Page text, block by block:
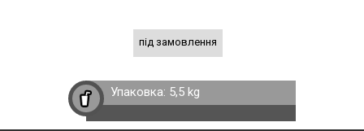
під замовлення
Упаковка: 5,5 kg